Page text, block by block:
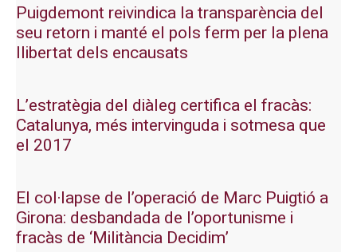
Puigdemont reivindica la transparència del
seu retorn i manté el pols ferm per la plena
llibertat dels encausats
L’estratègia del diàleg certifica el fracàs:
Catalunya, més intervinguda i sotmesa que
el 2017
El col·lapse de l’operació de Marc Puigtió a
Girona: desbandada de l’oportunisme i
fracàs de ‘Militància Decidim’